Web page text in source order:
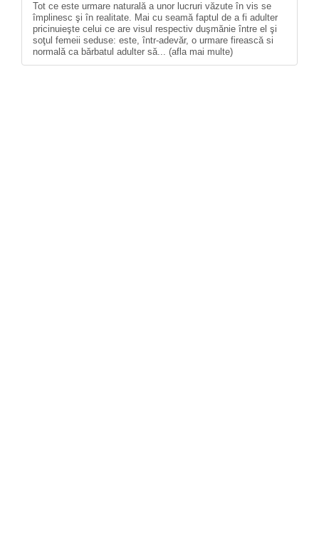
Tot ce este urmare naturală a unor lucruri văzute în vis se
împlinesc şi în realitate. Mai cu seamă faptul de a fi adulter
pricinuieşte celui ce are visul respectiv duşmănie între el şi
soţul femeii seduse: este, într-adevăr, o urmare firească si
normală ca bărbatul adulter să... (afla mai multe)